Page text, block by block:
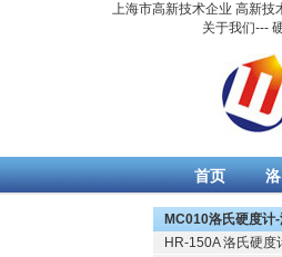
上海市高新技术企业 高新技
关于我们---
首页
Русский
MC010洛氏硬度计
HR-150A 洛氏硬度